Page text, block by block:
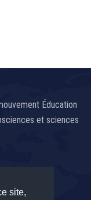
site,
Éducation
et sciences